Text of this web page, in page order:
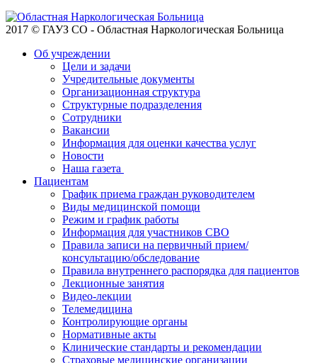
2017 © ГАУЗ СО - Областная Наркологическая Больница
Об учреждении
Цели и задачи
Учредительные документы
Организационная структура
Структурные подразделения
Сотрудники
Вакансии
Информация для оценки качества услуг
Новости
​​Наша газета
Пациентам
График приема граждан руководителем
Виды медицинской помощи
Режим и график работы
Информация для участников СВО
Правила записи на первичный прием/
консультацию/обследование
Правила внутреннего распорядка для пациентов
Лекционные занятия
Видео-лекции
Телемедицина
Контролирующие органы
Нормативные акты
Клинические стандарты и рекомендации
Страховые медицинские организации